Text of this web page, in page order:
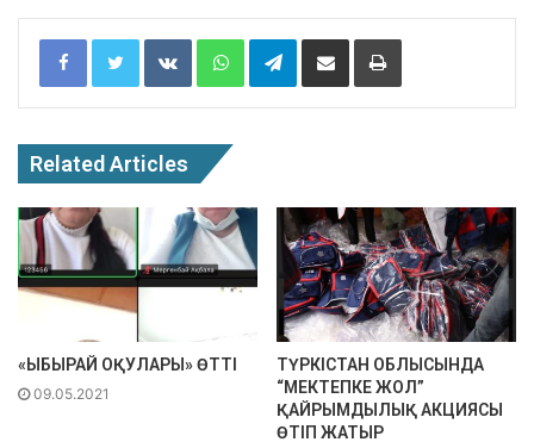
Facebook Twitter VKontakte WhatsApp Telegram
Related Articles
«ЫБЫРАЙ ОҚУЛАРЫ» ӨТТІ
09.05.2021
ТҮРКІСТАН ОБЛЫСЫНДА
“МЕКТЕПКЕ ЖОЛ”
ҚАЙРЫМДЫЛЫҚ АКЦИЯСЫ
ӨТІП ЖАТЫР